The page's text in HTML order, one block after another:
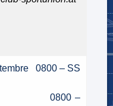
0800 – SS
0800 –